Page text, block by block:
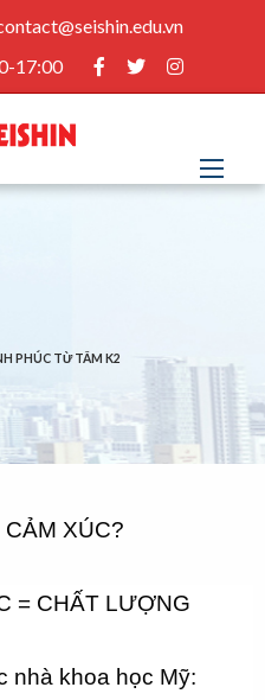
17:00
PHÚC TỪ TÂM K2
XÚC?
= CHẤT LƯỢNG
nhà khoa học Mỹ: